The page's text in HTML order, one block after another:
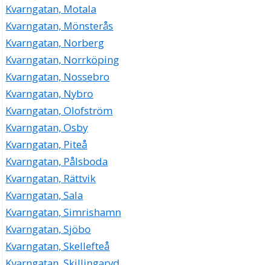
Kvarngatan, Motala
Kvarngatan, Mönsterås
Kvarngatan, Norberg
Kvarngatan, Norrköping
Kvarngatan, Nossebro
Kvarngatan, Nybro
Kvarngatan, Olofström
Kvarngatan, Osby
Kvarngatan, Piteå
Kvarngatan, Pålsboda
Kvarngatan, Rättvik
Kvarngatan, Sala
Kvarngatan, Simrishamn
Kvarngatan, Sjöbo
Kvarngatan, Skellefteå